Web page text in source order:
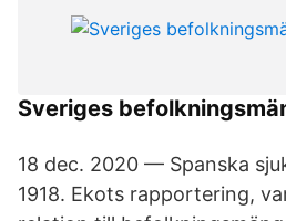
Sveriges
18 dec. 2020 — Spanska
1918. Ekots rapportering,